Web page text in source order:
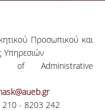
Προσωπικού και
of Administrative
210 - 8203 242